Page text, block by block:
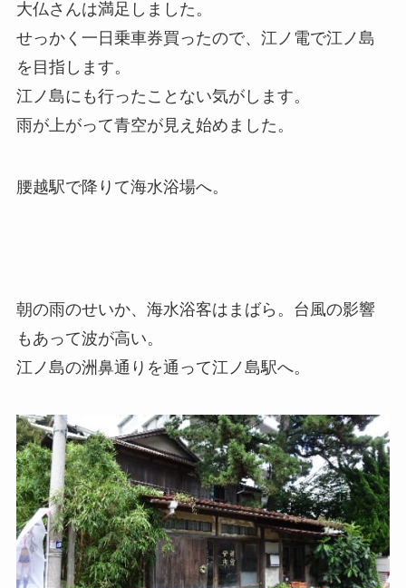
大仏さんは満足しました。
せっかく一日乗車券買ったので、江ノ電で江ノ島
を目指します。
江ノ島にも行ったことない気がします。
雨が上がって青空が見え始めました。
腰越駅で降りて海水浴場へ。
朝の雨のせいか、海水浴客はまばら。台風の影響
もあって波が高い。
江ノ島の洲鼻通りを通って江ノ島駅へ。